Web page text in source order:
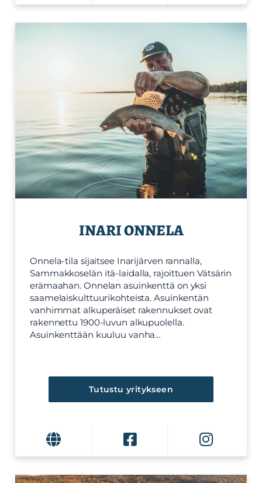
INARI ONNELA
Onnela-tila sijaitsee Inarijärven rannalla,
Sammakkoselän itä-laidalla, rajoittuen Vätsärin
erämaahan. Onnelan asuinkenttä on yksi
saamelaiskulttuurikohteista. Asuinkentän
vanhimmat alkuperäiset rakennukset ovat
rakennettu 1900-luvun alkupuolella.
Asuinkenttään kuuluu vanha…
Tutustu yritykseen